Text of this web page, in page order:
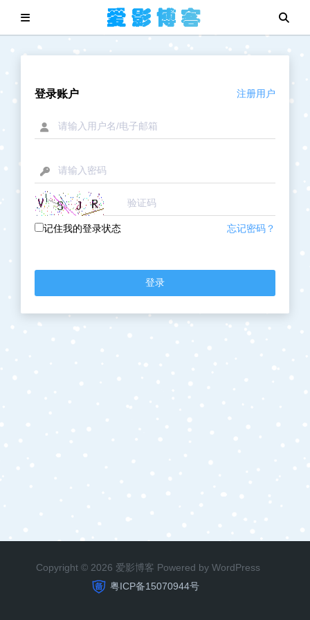
登录账户 注册用户
记住我的登录状态 忘记密码？
登录
Copyright © 2026 爱影博客 Powered by WordPress
粤ICP备15070944号